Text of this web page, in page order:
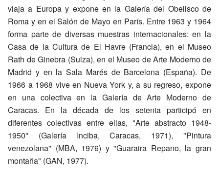
viaja a Europa y expone en la Galería del Obelisco de
Roma y en el Salón de Mayo en París. Entre 1963 y 1964
forma parte de diversas muestras internacionales: en la
Casa de la Cultura de El Havre (Francia), en el Museo
Rath de Ginebra (Suiza), en el Museo de Arte Moderno de
Madrid y en la Sala Marés de Barcelona (España). De
1966 a 1968 vive en Nueva York y, a su regreso, expone
en una colectiva en la Galería de Arte Moderno de
Caracas. En la década de los setenta participó en
diferentes colectivas entre ellas, "Arte abstracto 1948-
1950" (Galería Inciba, Caracas, 1971), "Pintura
venezolana" (MBA, 1976) y "Guaraira Repano, la gran
montaña" (GAN, 1977).